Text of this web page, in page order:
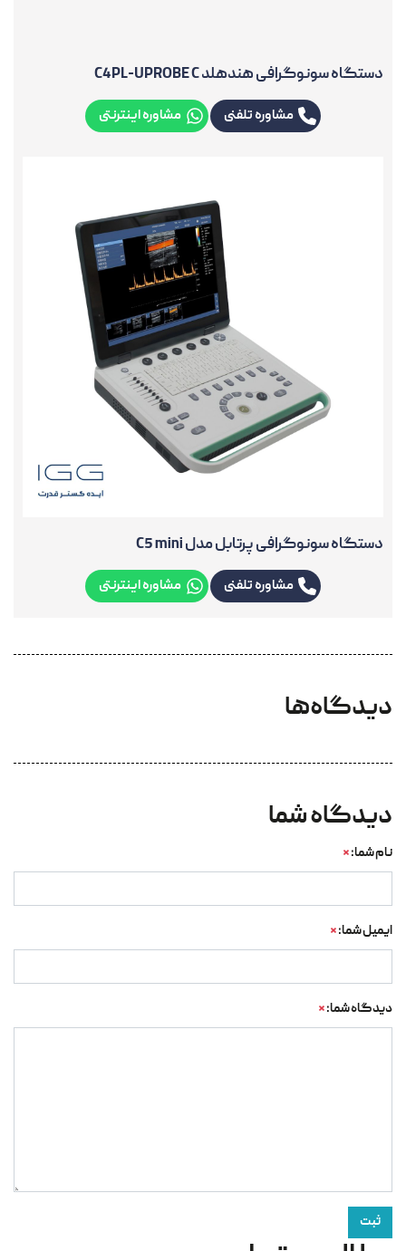
دستگاه سونوگرافی هندهلد C4PL-UPROBE C
مشاوره تلفنی مشاوره اینترنتی
دستگاه سونوگرافی پرتابل مدل C5 mini
مشاوره تلفنی مشاوره اینترنتی
دیدگاه‌ها
دیدگاه شما
نام شما:*
ایمیل شما:*
دیدگاه شما:*
ثبت